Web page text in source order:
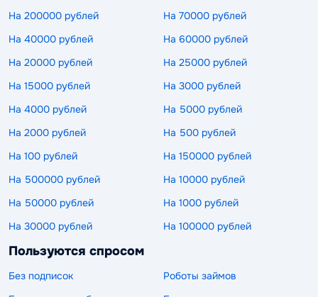
На 200000 рублей
На 70000 рублей
На 40000 рублей
На 60000 рублей
На 20000 рублей
На 25000 рублей
На 15000 рублей
На 3000 рублей
На 4000 рублей
На 5000 рублей
На 2000 рублей
На 500 рублей
На 100 рублей
На 150000 рублей
На 500000 рублей
На 10000 рублей
На 50000 рублей
На 1000 рублей
На 30000 рублей
На 100000 рублей
Пользуются спросом
Без подписок
Роботы займов